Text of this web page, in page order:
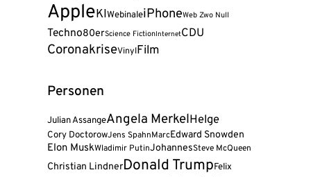
AppleKIWebinaleiPhoneWeb Zwo Null
Techno80erScience FictionInternetCDU
CoronakriseVinylFilm
Personen
Julian AssangeAngela MerkelHelge
Cory DoctorowJens SpahnMarcEdward Snowden
Elon MuskWladimir PutinJohannesSteve McQueen
Christian LindnerDonald TrumpFelix